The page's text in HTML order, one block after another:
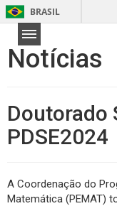
BRASIL
Notícias
Doutorado
PDSE2024
A Coordenação do
Matemática (PEMAT)